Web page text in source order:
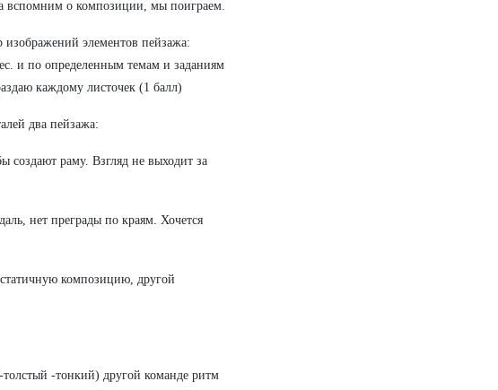
вспомним о композиции, мы поиграем.
изображений элементов пейзажа:
и по определенным темам и заданиям
каждому листочек (1 балл)
два пейзажа:
создают раму. Взгляд не выходит за
нет преграды по краям. Хочется
композицию, другой
-тонкий) другой команде ритм